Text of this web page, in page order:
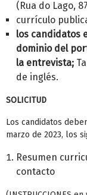
(Rua do Lago,
currículo
los candidatos
dominio del
la entrevista;
de inglés.
SOLICITUD
Los candidatos
marzo de 2023, los
Resumen
contacto